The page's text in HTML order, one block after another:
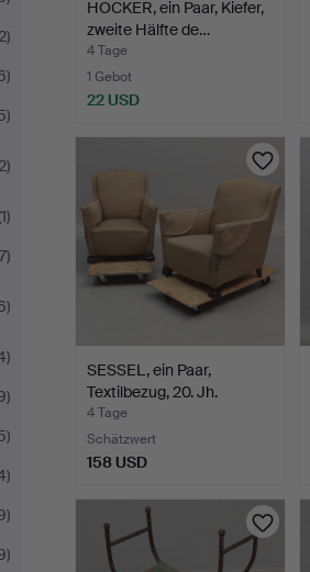
HOCKER, ein Paar, Kiefer,
zweite Hälfte de…
4 Tage
1 Gebot
22 USD
SESSEL, ein Paar,
Textilbezug, 20. Jh.
4 Tage
Schätzwert
158 USD